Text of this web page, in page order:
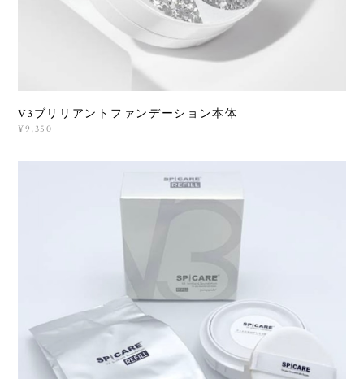
V3ブリリアントファンデーション本体
¥9,350